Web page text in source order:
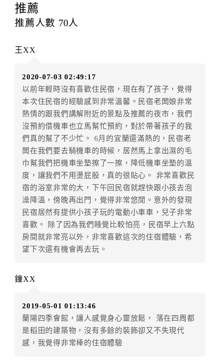
提出申辦不得異動訂單。
每筆訂單異動限定
辦理取消退款。
房者應補足差額。（限原訂飯店）
房者不得要求退其差額。（限原訂飯店）
五、保留住宿權益(保留住房)
．訂房者因故辦理訂單異動，本飯店可接受保留住宿金
額3個月限原訂飯店），異動完成後不得辦理取消退款。
（提出申辦日為保留起算日）
．訂房者使用「保留住宿金額」時，請注意！為避免飯
店客滿，敬請及早計畫，如逾時未提出申辦，視同無條
件放棄訂單（住宿權益）。 （限原訂飯店使用）
．每筆訂單異動限定乙次，限原訂飯店，異動完成後不
得辦理取消退款。
．訂單異動後，訂單費用總計大於原訂單費用總計時，
訂房者應補足差額。 限原訂飯店
．訂單異動後，訂單費用總計小於原訂單費用總計時，
訂房者不得要求退其差額。限原訂飯店
訂房者因故取消訂單辦理退款，依下列標準申辦：
◎住房日4天前辦理者，訂單費用扣除總計25%為手續費
◎住房日1天前辦理者，訂單費用扣除總計60%為手續費
◎住房日當日辦理者，訂單費用扣除總計100%為手續費
◎住房日當日不得辦理。
推薦
推薦人數 70人
王XX
2020-07-03 02:49:17
以前年輕時沒有喜歡住民宿，現在有了孩子，覺得
本次住民宿的經驗感到非常溫馨。民宿老闆娘非常
熱情的跟我們講解附近的景點及推薦的夜市，我們
沒預約借機車也立馬幫忙預約，對於帶著孩子的我
們真的幫了不少忙。 6月的宜蘭還滿熱的，民宿老
闆在我們要去騎機車的時候，居然馬上拿出濕的毛
巾幫我們把機車坐墊擦了一擦，降低機車坐墊的溫
度，讓我們不用燙屁股，真的很貼心。 非常喜歡民
宿的浴室非常的大，下午回民宿就趕快跟小孩去泡
澡降溫，傍晚再出門，覺得非常悠閒。意外的發現
民宿居然有提供小孩子玩的電動小車車，兒子非常
喜歡。 除了因為我們睡覺比較怕亮，民宿早上六點
房間就非常亮以外，非常喜歡這次的住宿體驗，希
望下次還有機會再去玩。
鐘XX
2019-05-01 01:13:46
蘭陽四季會館，讓人感覺身心靈放鬆， 落在四周都
是稻田的建築物，沒有多餘的裝飾卻又不失現代
感，我覺得非常棒的住宿體驗